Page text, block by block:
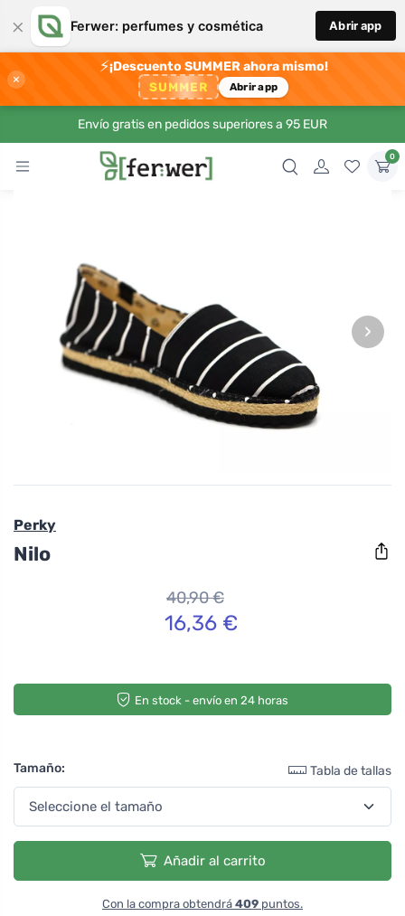
× Ferwer: perfumes y cosmética Abrir app
×
⚡¡Descuento SUMMER ahora mismo!
SUMMER Abrir app
Envío gratis en pedidos superiores a 95 EUR
0
›
Perky
Nilo
40,90 €
16,36 €
En stock - envío en 24 horas
Tamaño: Tabla de tallas
Añadir al carrito
Con la compra obtendrá 409 puntos.